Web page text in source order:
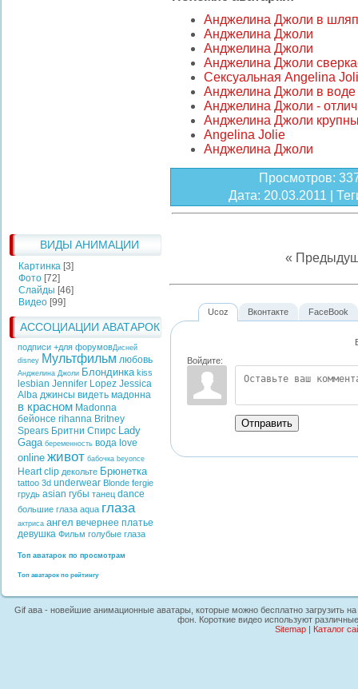
ВИДЫ АНИМАЦИИ
Картинка [3]
Фото [72]
Слайды [46]
Видео [99]
АССОЦИАЦИИ АВАТАРОК
подписи +для форумовДисней
disney Мультфильм любовь
Анджелина Джоли Блондинка kiss
lesbian Jennifer Lopez Jessica
Alba джинсы видеть мадонна
в красном Madonna
бейонсе rihanna Britney
Spears Бритни Спирс Lady
Gaga беременность вода love
online живот бабочка beyonce
Heart clip декольте Брюнетка
tattoo 3d underwear Blonde fergie
грудь asian губы танец dance
большие глаза aqua глаза
актриса ангел вечернее платье
девушка Фильм голубые глаза
Топ аватарок по просмотрам
Топ аватарок по рейтингу
Анджелина Джоли в
Анджелина Джоли
Анджелина Джоли
Анджелина Джоли
Сексуальная Angelina
Анджелина Джоли в воде
Анджелина Джоли -
Анджелина Джоли
Angelina Jolie
Анджелина Джоли
Просмотров:
Дата: 20.03.2011 |
«
Ucoz
Войдите:
Отправить
Вконтакте FaceBook
Gif ава - новейшие анимационные аватары, которые можно бесплатно загрузить
фон. Короткие видео используют
Sitemap| Каталог